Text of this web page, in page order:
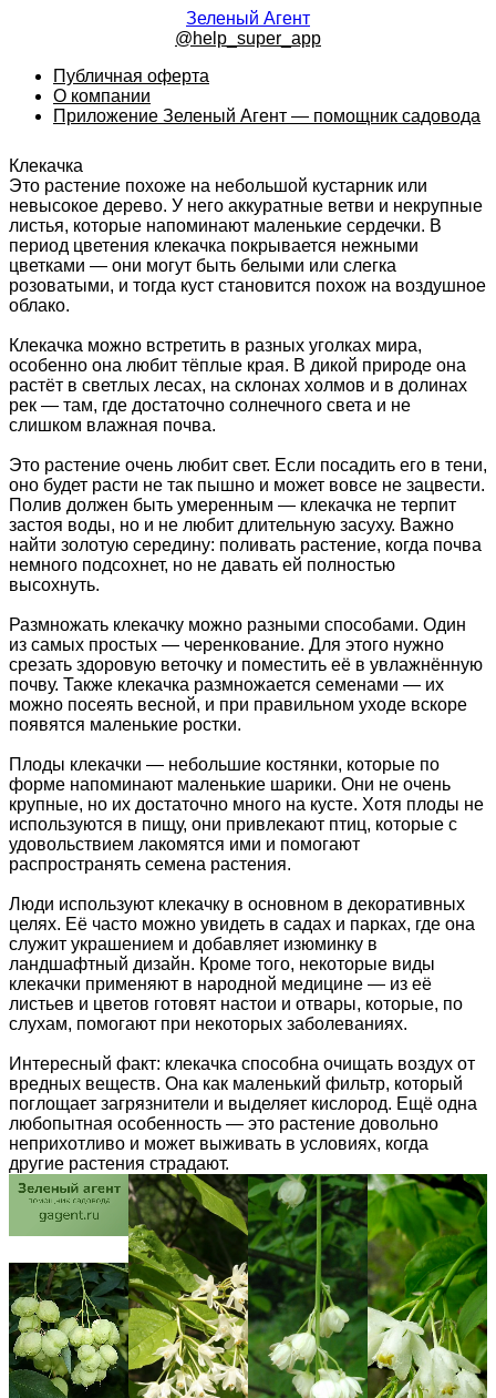
Зеленый Агент
@help_super_app
Публичная оферта
О компании
Приложение Зеленый Агент — помощник садовода
Клекачка
Это растение похоже на небольшой кустарник или
невысокое дерево. У него аккуратные ветви и некрупные
листья, которые напоминают маленькие сердечки. В
период цветения клекачка покрывается нежными
цветками — они могут быть белыми или слегка
розоватыми, и тогда куст становится похож на воздушное
облако.
Клекачка можно встретить в разных уголках мира,
особенно она любит тёплые края. В дикой природе она
растёт в светлых лесах, на склонах холмов и в долинах
рек — там, где достаточно солнечного света и не
слишком влажная почва.
Это растение очень любит свет. Если посадить его в тени,
оно будет расти не так пышно и может вовсе не зацвести.
Полив должен быть умеренным — клекачка не терпит
застоя воды, но и не любит длительную засуху. Важно
найти золотую середину: поливать растение, когда почва
немного подсохнет, но не давать ей полностью
высохнуть.
Размножать клекачку можно разными способами. Один
из самых простых — черенкование. Для этого нужно
срезать здоровую веточку и поместить её в увлажнённую
почву. Также клекачка размножается семенами — их
можно посеять весной, и при правильном уходе вскоре
появятся маленькие ростки.
Плоды клекачки — небольшие костянки, которые по
форме напоминают маленькие шарики. Они не очень
крупные, но их достаточно много на кусте. Хотя плоды не
используются в пищу, они привлекают птиц, которые с
удовольствием лакомятся ими и помогают
распространять семена растения.
Люди используют клекачку в основном в декоративных
целях. Её часто можно увидеть в садах и парках, где она
служит украшением и добавляет изюминку в
ландшафтный дизайн. Кроме того, некоторые виды
клекачки применяют в народной медицине — из её
листьев и цветов готовят настои и отвары, которые, по
слухам, помогают при некоторых заболеваниях.
Интересный факт: клекачка способна очищать воздух от
вредных веществ. Она как маленький фильтр, который
поглощает загрязнители и выделяет кислород. Ещё одна
любопытная особенность — это растение довольно
неприхотливо и может выживать в условиях, когда
другие растения страдают.